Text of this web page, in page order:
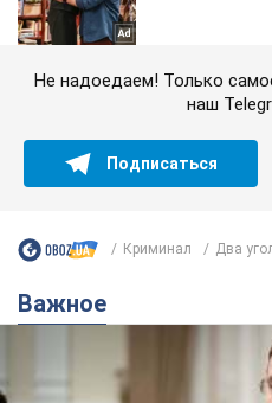
Не надоедаем! Только
наш
Подписаться
Криминал Два
Важное